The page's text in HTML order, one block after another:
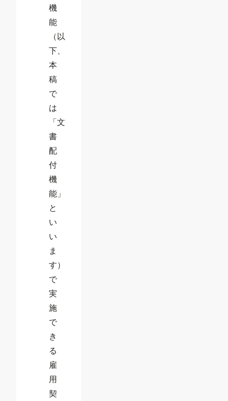
機
能
（以
下、
本
稿
で
は
「文
書
配
付
機
能」
と
い
い
ま
す）
で
実
施
で
き
る
雇
用
契